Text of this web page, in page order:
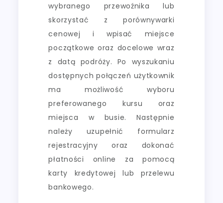
wybranego przewoźnika lub
skorzystać z porównywarki
cenowej i wpisać miejsce
początkowe oraz docelowe wraz
z datą podróży. Po wyszukaniu
dostępnych połączeń użytkownik
ma możliwość wyboru
preferowanego kursu oraz
miejsca w busie. Następnie
należy uzupełnić formularz
rejestracyjny oraz dokonać
płatności online za pomocą
karty kredytowej lub przelewu
bankowego.